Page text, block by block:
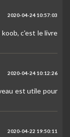
2020-04-24 10:57:03
c'est le livre
2020-04-24 10:12:26
est utile pour
2020-04-22 19:50:11